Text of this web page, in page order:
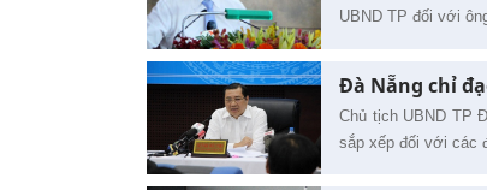
UBND TP đối với
Đà Nẵng chỉ
Chủ tịch UBND TP
sắp xếp đối với các